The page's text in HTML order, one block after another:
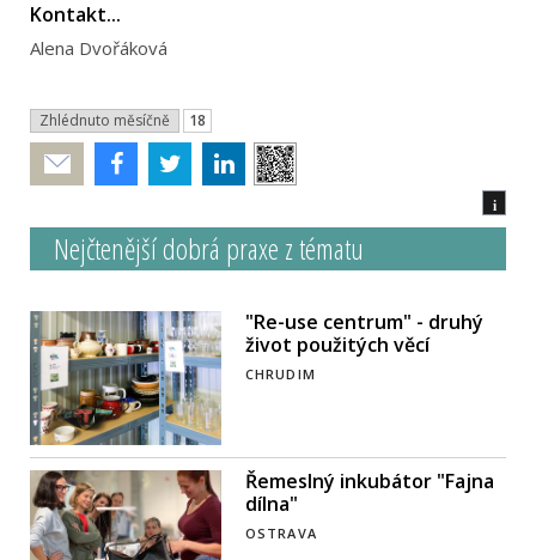
Kontakt...
Alena Dvořáková
Zhlédnuto měsíčně 18
Poslat
i
Nejčtenější dobrá praxe z tématu
"Re-use centrum" - druhý
život použitých věcí
CHRUDIM
Řemeslný inkubátor "Fajna
dílna"
OSTRAVA